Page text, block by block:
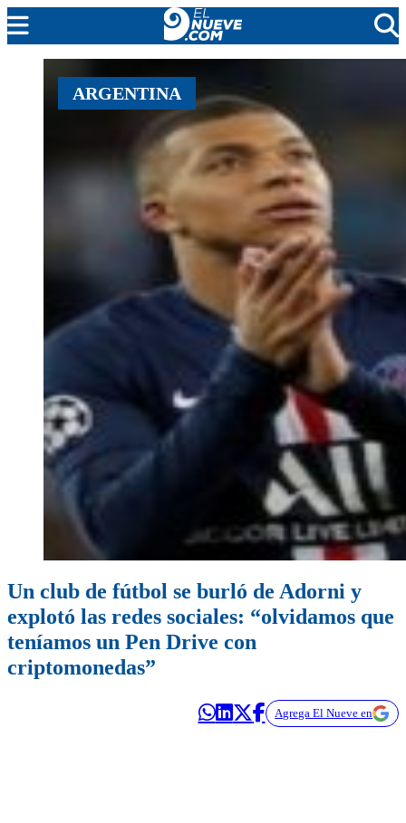
MENDOZA
CADA DÍA
EL NUEVE STREAMS
ARGENTINA
Un club de fútbol se burló de Adorni y
explotó las redes sociales: “olvidamos que
teníamos un Pen Drive con
criptomonedas”
Agrega El Nueve en